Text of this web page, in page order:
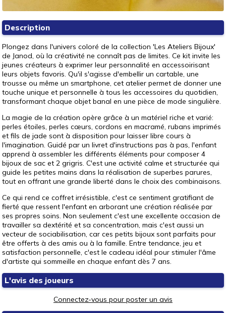
Description
Plongez dans l'univers coloré de la collection 'Les Ateliers Bijoux'
de Janod, où la créativité ne connaît pas de limites. Ce kit invite les
jeunes créateurs à exprimer leur personnalité en accessoirisant
leurs objets favoris. Qu'il s'agisse d'embellir un cartable, une
trousse ou même un smartphone, cet atelier permet de donner une
touche unique et personnelle à tous les accessoires du quotidien,
transformant chaque objet banal en une pièce de mode singulière.
La magie de la création opère grâce à un matériel riche et varié:
perles étoiles, perles cœurs, cordons en macramé, rubans imprimés
et fils de jade sont à disposition pour laisser libre cours à
l'imagination. Guidé par un livret d'instructions pas à pas, l'enfant
apprend à assembler les différents éléments pour composer 4
bijoux de sac et 2 grigris. C'est une activité calme et structurée qui
guide les petites mains dans la réalisation de superbes parures,
tout en offrant une grande liberté dans le choix des combinaisons.
Ce qui rend ce coffret irrésistible, c'est ce sentiment gratifiant de
fierté que ressent l'enfant en arborant une création réalisée par
ses propres soins. Non seulement c'est une excellente occasion de
travailler sa dextérité et sa concentration, mais c'est aussi un
vecteur de sociabilisation, car ces petits bijoux sont parfaits pour
être offerts à des amis ou à la famille. Entre tendance, jeu et
satisfaction personnelle, c'est le cadeau idéal pour stimuler l'âme
d'artiste qui sommeille en chaque enfant dès 7 ans.
L'avis des joueurs
Connectez-vous pour poster un avis